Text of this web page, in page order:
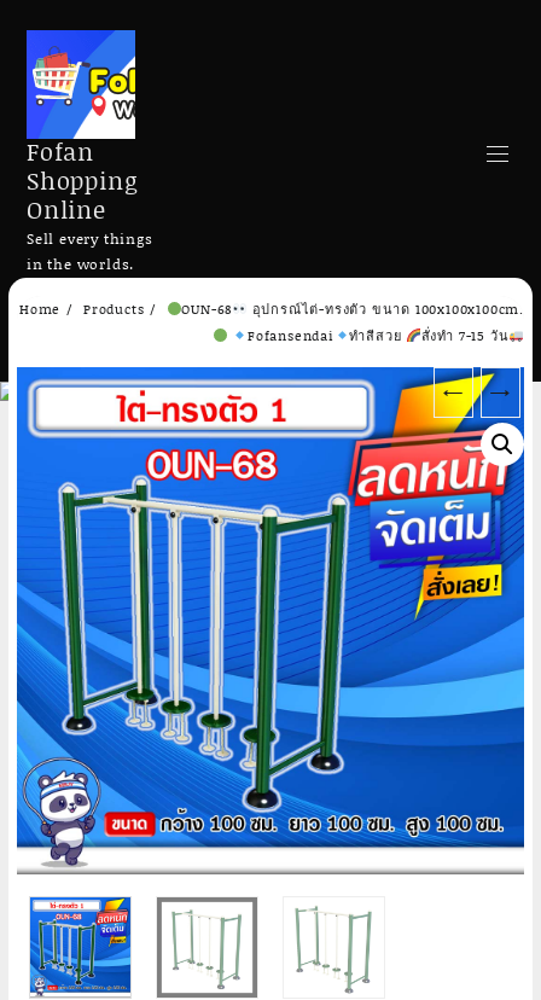
Skip
Fofan
Shopping
Online
Sell every things
in the worlds.
Search
Home Products OUN-68
อุปกรณ์ไต่-ทรงตัว ขนาด 100x100x100cm.
Fofansendai
ทำสีสวย สั่งทำ 7-15 วัน
← →
Add to cart Add to cart